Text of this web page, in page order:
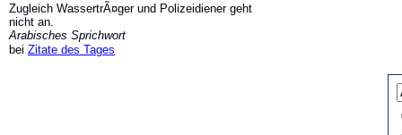
Zugleich WassertrÃ¤ger und Polizeidiener geht
nicht an.
Arabisches Sprichwort
bei Zitate des Tages